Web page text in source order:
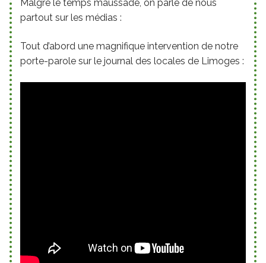
Malgré le temps maussade, on parle de nous
partout sur les médias :
Tout d’abord une magnifique intervention de notre
porte-parole sur le journal des locales de Limoges :